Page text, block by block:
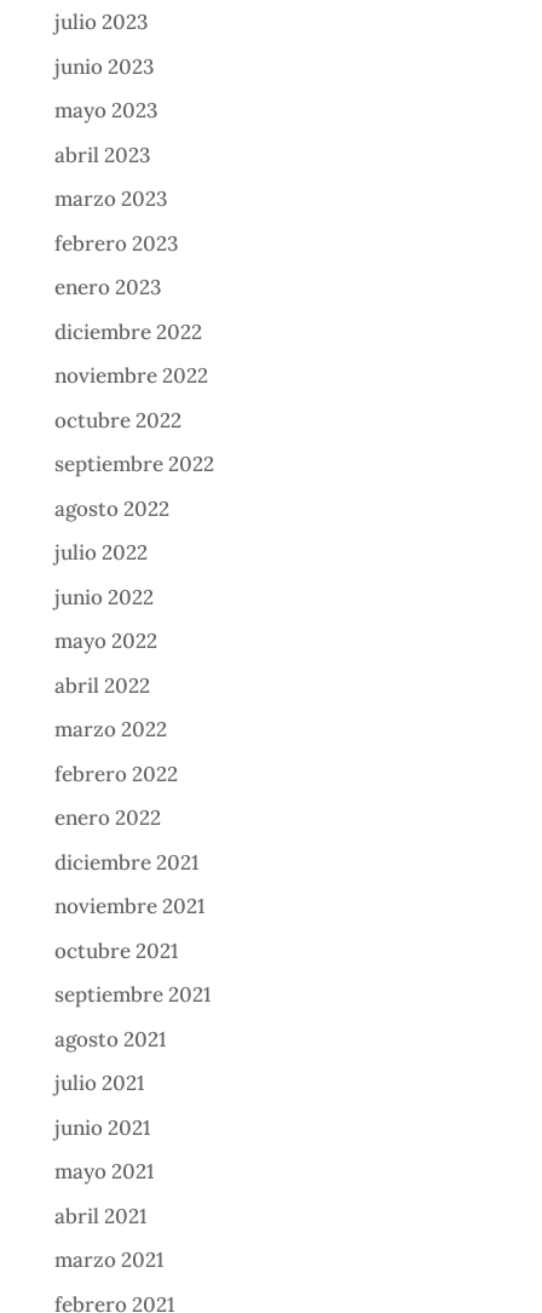
julio 2023
junio 2023
mayo 2023
abril 2023
marzo 2023
febrero 2023
enero 2023
diciembre 2022
noviembre 2022
octubre 2022
septiembre 2022
agosto 2022
julio 2022
junio 2022
mayo 2022
abril 2022
marzo 2022
febrero 2022
enero 2022
diciembre 2021
noviembre 2021
octubre 2021
septiembre 2021
agosto 2021
julio 2021
junio 2021
mayo 2021
abril 2021
marzo 2021
febrero 2021